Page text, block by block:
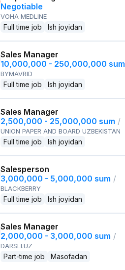
Negotiable
VOHA MEDLINE
Full time job Ish joyidan
Sales Manager
10,000,000 - 250,000,000 sum
BYMAVRID
Full time job Ish joyidan
Sales Manager
2,500,000 - 25,000,000 sum /
UNION PAPER AND BOARD UZBEKISTAN
Full time job Ish joyidan
Salesperson
3,000,000 - 5,000,000 sum /
BLACKBERRY
Full time job Ish joyidan
Sales Manager
2,000,000 - 3,000,000 sum /
DARSLI.UZ
Part-time job Masofadan